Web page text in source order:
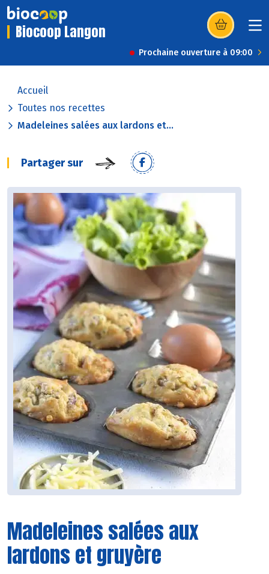
Biocoop Langon (s’ouvre dans
Prochaine ouverture à 09:00
Accueil
Toutes nos recettes
Madeleines salées aux lardons et...
Partager sur
Madeleines salées aux
lardons et gruyère